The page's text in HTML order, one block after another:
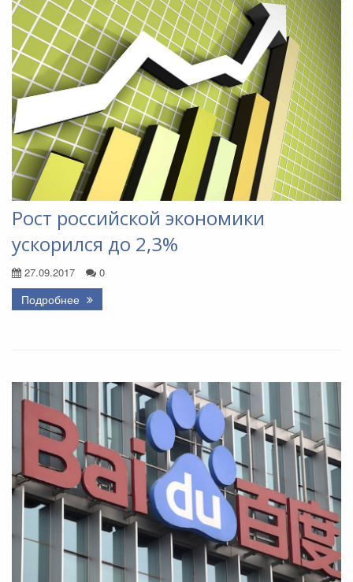
Рост российской экономики
ускорился до 2,3%
27.09.2017 0
Подробнее